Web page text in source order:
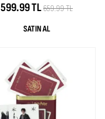
599.99 TL659.99 TL